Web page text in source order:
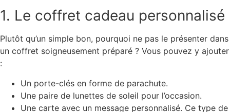
1. Le coffret cadeau personnalisé
Plutôt qu’un simple bon, pourquoi ne pas le présenter dans
un coffret soigneusement préparé ? Vous pouvez y ajouter
:
Un porte-clés en forme de parachute.
Une paire de lunettes de soleil pour l’occasion.
Une carte avec un message personnalisé. Ce type de